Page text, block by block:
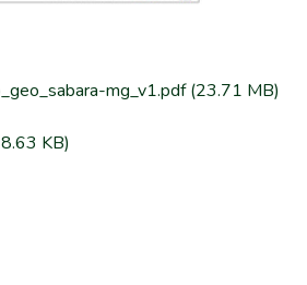
mg_v1.pdf(23.71 MB)
KB)